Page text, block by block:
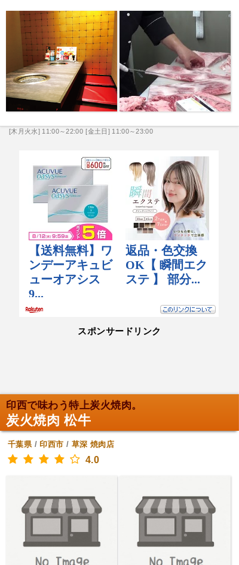
[木月火水] 11:00～22:00 [金土日] 11:00～23:00
スポンサードリンク
印西で味わう特上炭火焼肉。
炭火焼肉 松牛
千葉県/ 印西市 / 草深 焼肉店
4.0